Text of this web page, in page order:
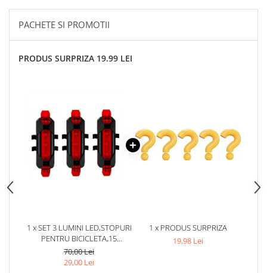
PACHETE SI PROMOTII
PRODUS SURPRIZA 19.99 LEI
1 x SET 3 LUMINI LED,STOPURI
PENTRU BICICLETA,15
LUMENI,INCARCARE USB,4
MODURI DE ILUMINARE
70,00 Lei
29,00 Lei
1 x PRODUS SURPRIZA
19,98 Lei